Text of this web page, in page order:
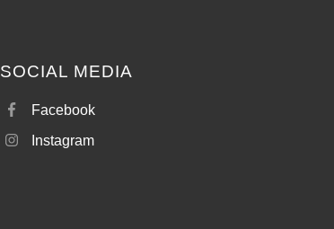
SOCIAL MEDIA
Facebook
Instagram